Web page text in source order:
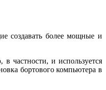
создавать более мощные и
и используется
бортового компьютера в